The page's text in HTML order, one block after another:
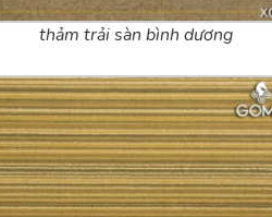
thảm trải sàn bình dương